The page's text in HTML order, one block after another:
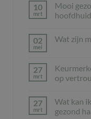
10
mrt
Mooi
op
en
hoofdhuid
kosten
02
mei
Wat zijn
Wat
zijn
microplastics?
27
mrt
op
op
Keurmerken,
kun
27
mrt
Wat kan
gezond